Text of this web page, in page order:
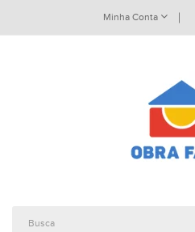
Minha Conta